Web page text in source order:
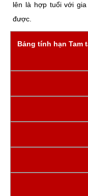
lên là hợp tuổi với
được.
Bảng tính hạn Tam